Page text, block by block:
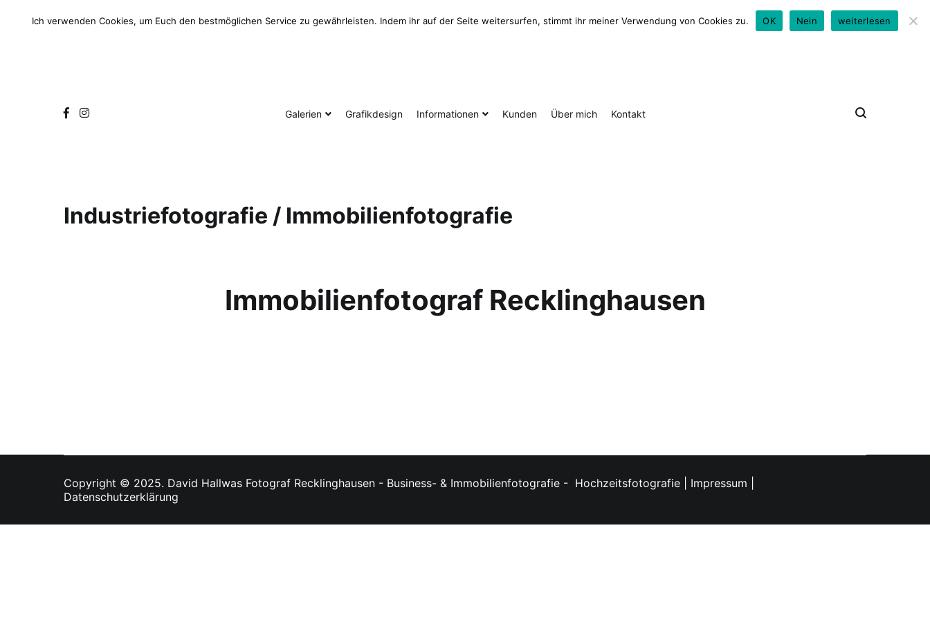
look@david-hallwas.de
Galerien Grafikdesign Informationen Kunden Über mich Kontakt
Industriefotografie / Immobilienfotografie
Immobilienfotograf Recklinghausen
Copyright © 2025. David Hallwas Fotograf Recklinghausen - Business- & Immobilienfotografie - Hochzeitsfotografie Impressum
Datenschutzerklärung
Ich verwenden Cookies, um Euch den bestmöglichen Service zu gewährleisten. Indem ihr auf der Seite weitersurfen, stimmt ihr meiner Verwendung von Cookies zu. OK Nein weiterlesen